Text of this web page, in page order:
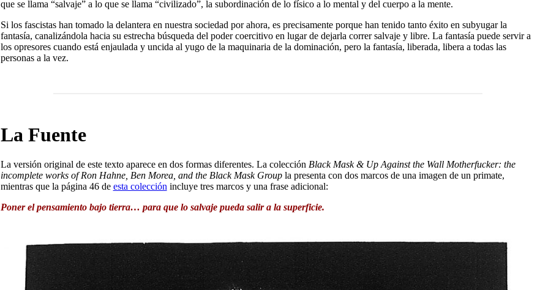
que se llama “salvaje” a lo que se llama “civilizado”, la subordinación de lo físico a lo mental y del cuerpo a la mente.
Si los fascistas han tomado la delantera en nuestra sociedad por ahora, es precisamente porque han tenido tanto éxito en subyugar la
fantasía, canalizándola hacia su estrecha búsqueda del poder coercitivo en lugar de dejarla correr salvaje y libre. La fantasía puede servir a
los opresores cuando está enjaulada y uncida al yugo de la maquinaria de la dominación, pero la fantasía, liberada, libera a todas las
personas a la vez.
La Fuente
La versión original de este texto aparece en dos formas diferentes. La colección Black Mask & Up Against the Wall Motherfucker: the
incomplete works of Ron Hahne, Ben Morea, and the Black Mask Groupla presenta con dos marcos de una imagen de un primate,
mientras que la página 46 de esta colecciónincluye tres marcos y una frase adicional:
Poner el pensamiento bajo tierra… para que lo salvaje pueda salir a la superficie.